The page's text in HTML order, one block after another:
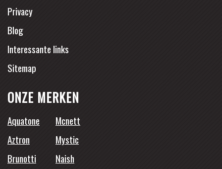
Privacy
Blog
Interessante links
Sitemap
ONZE MERKEN
Aquatone
Mcnett
Aztron
Mystic
Brunotti
Naish